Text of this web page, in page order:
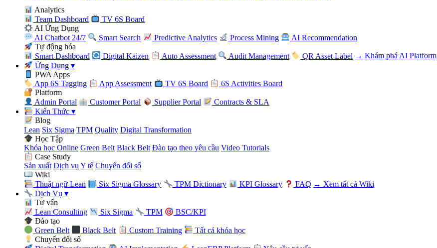
Analytics
Team Dashboard
TV 6S Board
AI Ứng Dụng
AI Chatbot 24/7
Smart Search Predictive Analytics Process Mining
AI Recommendation
Tự động hóa
Smart Dashboard
Digital Kaizen Auto Assessment Audit Management QR Asset Label → Khám phá AI Platform
Ứng Dụng▾
PWA Apps
App 6S Tagging
App Assessment TV 6S Board
6S Activities Board
Platform
Admin Portal
Customer Portal Supplier Portal
Contracts & SLA
Kiến Thức▾
Blog
Lean Six Sigma TPM Quality Digital Transformation
Học Tập
Khóa học Online Green Belt Black Belt Đào tạo theo yêu cầu Video Tutorials
Case Study
Sản xuất Dịch vụ Y tế Chuyển đổi số
Wiki
Thuật ngữ Lean
Six Sigma Glossary TPM Dictionary KPI Glossary FAQ → Xem tất cả Wiki
Dịch Vụ▾
Tư vấn
Lean Consulting
Six Sigma TPM
BSC/KPI
Đào tạo
Green Belt
Black Belt Custom Training
Tất cả khóa học
Chuyển đổi số